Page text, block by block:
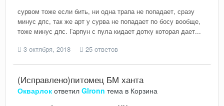
сурвом тоже если бить, ни одна трапа не попадает, сразу
минус дпс, так же арт у сурва не попадает по босу вообще,
тоже минус дпс. Гарпун с пула кидает дотку которая дает...
3 октября, 2018
25 ответов
(Исправлено)питомец БМ ханта
Окварлок ответил Glronn тема в Корзина